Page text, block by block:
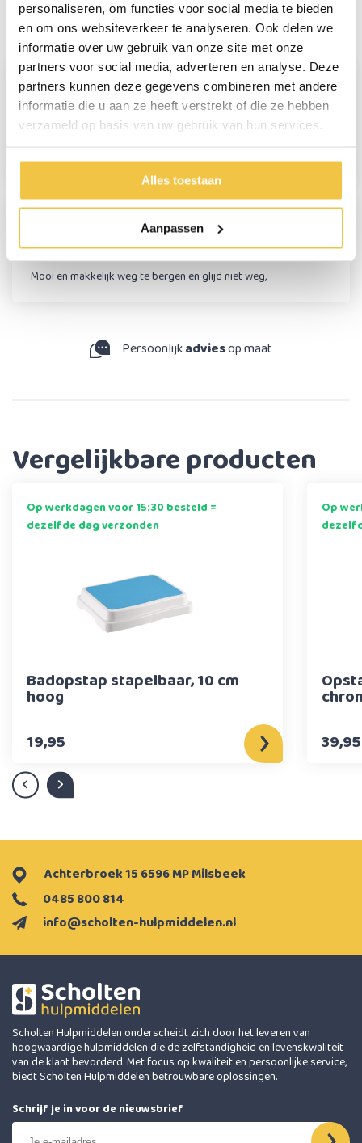
personaliseren, om functies voor social media te bieden
en om ons websiteverkeer te analyseren. Ook delen we
informatie over uw gebruik van onze site met onze
partners voor social media, adverteren en analyse. Deze
partners kunnen deze gegevens combineren met andere
informatie die u aan ze heeft verstrekt of die ze hebben
verzameld op basis van uw gebruik van hun services.
Alles toestaan
Aanpassen
Reviews (2)
Corry de Man
mooie kleur. Ben er blij mee.
Mooi en makkelijk weg te bergen en glijd niet weg,
Persoonlijkadviesop maat
Vergelijkbare producten
Op werkdagen voor 15:30 besteld =
dezelfde dag verzonden
Badopstap stapelbaar, 10 cm
hoog
19,95
Op
39,95
info@scholten-hulpmiddelen.nl
0485 800 814
Achterbroek 15 6596 MP Milsbeek
Scholten Hulpmiddelen onderscheidt zich door het leveren van
hoogwaardige hulpmiddelen die de zelfstandigheid en levenskwaliteit
van de klant bevorderd. Met focus op kwaliteit en persoonlijke service,
biedt Scholten Hulpmiddelen betrouwbare oplossingen.
Schrijf je in voor de nieuwsbrief